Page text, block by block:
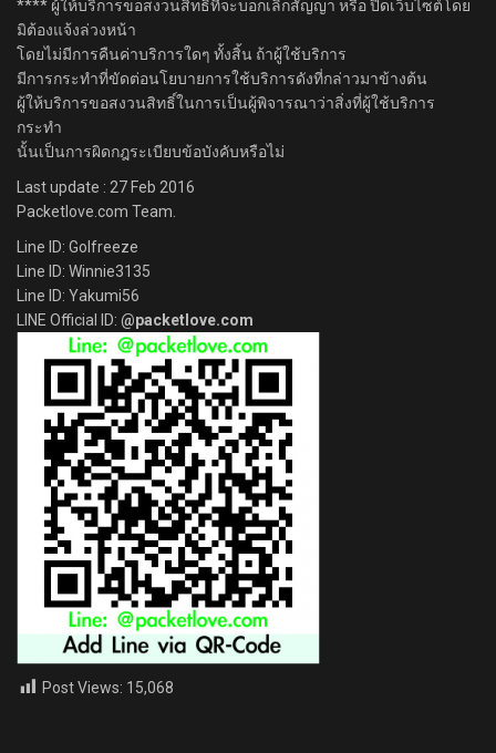
**** ผู้ให้บริการขอสงวนสิทธิ์ที่จะบอกเลิกสัญญา หรือ ปิดเว็บไซต์โดย
มิต้องแจ้งล่วงหน้า
โดยไม่มีการคืนค่าบริการใดๆ ทั้งสิ้น ถ้าผู้ใช้บริการ
มีการกระทำที่ขัดต่อนโยบายการใช้บริการดังที่กล่าวมาข้างต้น
ผู้ให้บริการขอสงวนสิทธิ์ในการเป็นผู้พิจารณาว่าสิ่งที่ผู้ใช้บริการ
กระทำ
นั้นเป็นการผิดกฎระเบียบข้อบังคับหรือไม่
Last update : 27 Feb 2016
Packetlove.com Team.
Line ID: Golfreeze
Line ID: Winnie3135
Line ID: Yakumi56
LINE Official ID: @packetlove.com
Post Views: 15,068